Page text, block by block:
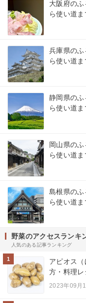
大阪府の
ら使い道ま
兵庫県の
ら使い道ま
静岡県の
ら使い道ま
岡山県の
ら使い道ま
島根県の
ら使い道ま
野菜のアクセスランキ
人気のある記事ランキング
1
アピオス
方・料理レ
2023年09月